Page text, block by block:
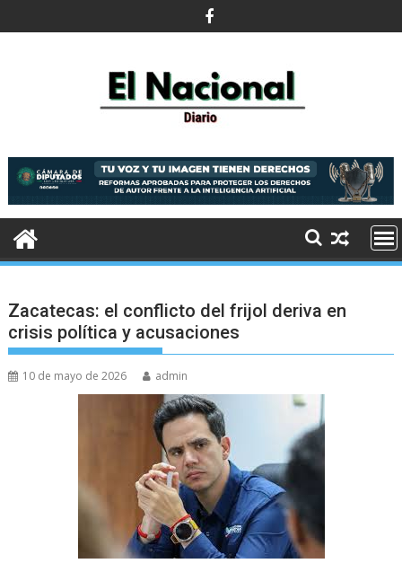
al
Zacatecas: el conflicto del frijol deriva en
crisis política y acusaciones
10 de mayo de 2026 admin